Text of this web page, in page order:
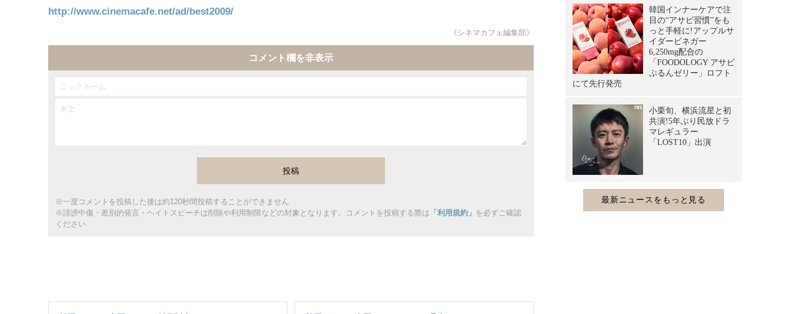
http://www.cinemacafe.net/ad/best2009/
《シネマカフェ編集部》
コメント欄を非表示
※一度コメントを投稿した後は約120秒間投稿することができません
※誹謗中傷・差別的発言・ヘイトスピーチは削除や利用制限などの対象となります。コメントを投稿する際は 「利用規約」 を必ずご確認
ください